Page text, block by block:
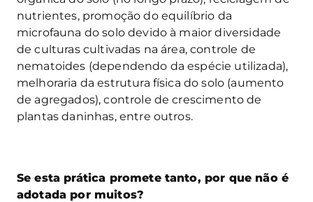
nutrientes, promoção do equilíbrio da
microfauna do solo devido à maior diversidade
de culturas cultivadas na área, controle de
nematoides (dependendo da espécie utilizada),
melhoraria da estrutura física do solo (aumento
de agregados), controle de crescimento de
plantas daninhas, entre outros.
Se esta prática promete tanto, por que não é
adotada por muitos?